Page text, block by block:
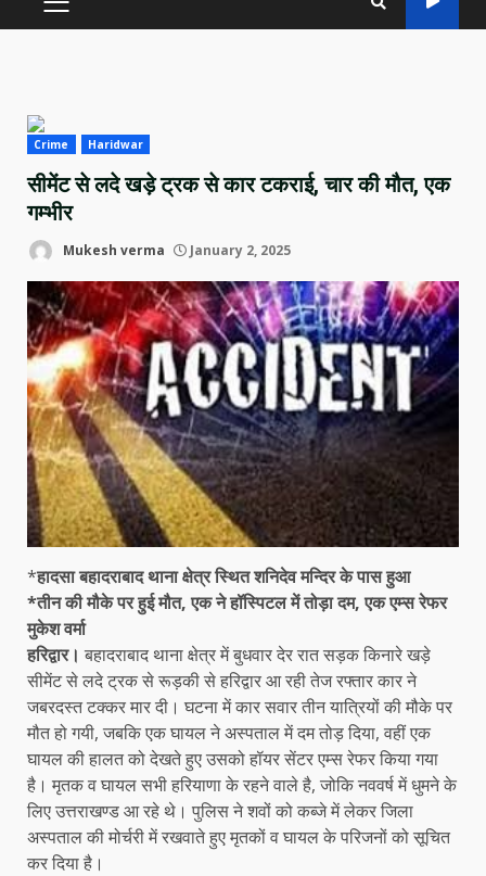
PRIMARY
Crime Haridwar
सीमेंट से लदे खड़े ट्रक से कार टकराई, चार की मौत, एक
गम्भीर
Mukesh verma January 2, 2025
*हादसा बहादराबाद थाना क्षेत्र स्थित शनिदेव मन्दिर के पास हुआ
*तीन की मौके पर हुई मौत, एक ने हॉस्पिटल में तोड़ा दम, एक एम्स रेफर
मुकेश वर्मा
हरिद्वार। बहादराबाद थाना क्षेत्र में बुधवार देर रात सड़क किनारे खड़े
सीमेंट से लदे ट्रक से रूड़की से हरिद्वार आ रही तेज रफ्तार कार ने
जबरदस्त टक्कर मार दी। घटना में कार सवार तीन यात्रियों की मौके पर
मौत हो गयी, जबकि एक घायल ने अस्पताल में दम तोड़ दिया, वहीं एक
घायल की हालत को देखते हुए उसको हॉयर सेंटर एम्स रेफर किया गया
है। मृतक व घायल सभी हरियाणा के रहने वाले है, जोकि नववर्ष में धुमने के
लिए उत्तराखण्ड आ रहे थे। पुलिस ने शवों को कब्जे में लेकर जिला
अस्पताल की मोर्चरी में रखवाते हुए मृतकों व घायल के परिजनों को सूचित
कर दिया है।